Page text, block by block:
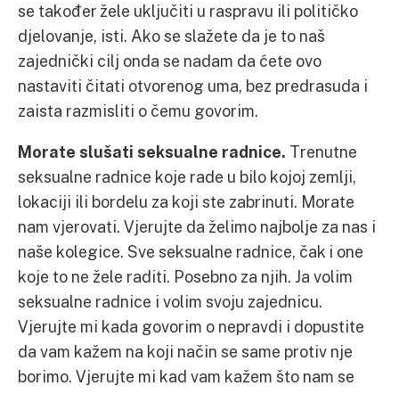
se također žele uključiti u raspravu ili političko
djelovanje, isti. Ako se slažete da je to naš
zajednički cilj onda se nadam da ćete ovo
nastaviti čitati otvorenog uma, bez predrasuda i
zaista razmisliti o čemu govorim.
Morate slušati seksualne radnice. Trenutne
seksualne radnice koje rade u bilo kojoj zemlji,
lokaciji ili bordelu za koji ste zabrinuti. Morate
nam vjerovati. Vjerujte da želimo najbolje za nas i
naše kolegice. Sve seksualne radnice, čak i one
koje to ne žele raditi. Posebno za njih. Ja volim
seksualne radnice i volim svoju zajednicu.
Vjerujte mi kada govorim o nepravdi i dopustite
da vam kažem na koji način se same protiv nje
borimo. Vjerujte mi kad vam kažem što nam se